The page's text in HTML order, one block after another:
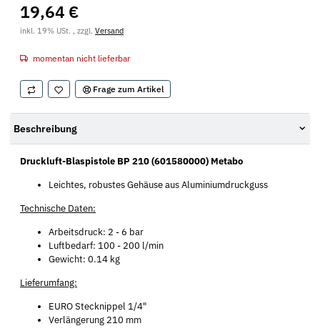
19,64 €
inkl. 19% USt. , zzgl. Versand
momentan nicht lieferbar
Frage zum Artikel
Beschreibung
Druckluft-Blaspistole BP 210 (601580000) Metabo
Leichtes, robustes Gehäuse aus Aluminiumdruckguss
Technische Daten:
Arbeitsdruck: 2 - 6 bar
Luftbedarf: 100 - 200 l/min
Gewicht: 0.14 kg
Lieferumfang:
EURO Stecknippel 1/4"
Verlängerung 210 mm